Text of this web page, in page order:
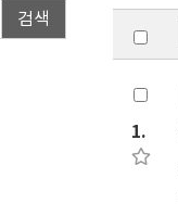
검색
1.